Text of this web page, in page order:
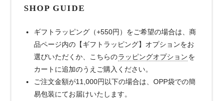
SHOP GUIDE
ギフトラッピング（+550円）をご希望の場合は、商
品ページ内の【ギフトラッピング】オプションをお
選びいただくか、こちらのラッピングオプションを
カートに追加のうえご購入ください。
ご注文金額が11,000円以下の場合は、OPP袋での簡
易包装にてお届けいたします。